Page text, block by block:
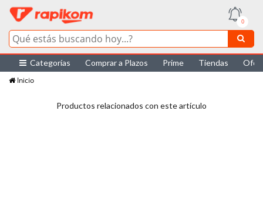
0
Categorías Comprar a Plazos Prime Tiendas
Inicio
Productos relacionados con este artículo